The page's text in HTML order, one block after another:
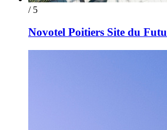
/ 5
Novotel Poitiers Site du